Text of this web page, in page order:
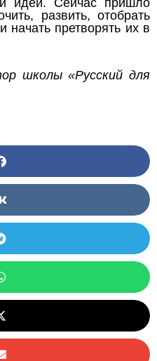
развить, отобрать
начать претворять их в
школы «Русский для